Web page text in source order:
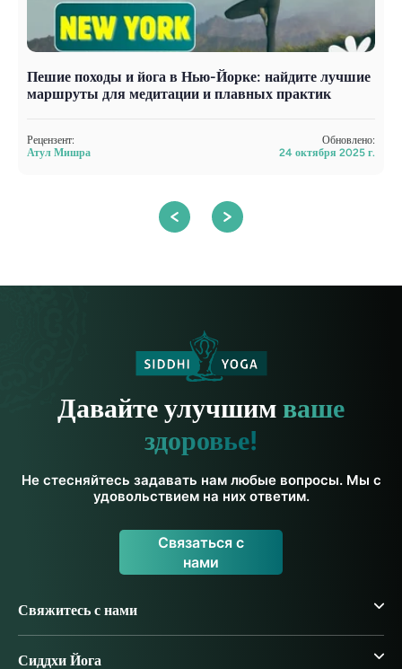
Пешие походы и йога в Нью-Йорке: найдите лучшие
маршруты для медитации и плавных практик
Рецензент:
Атул Мишра
Обновлено:
24 октября 2025 г.
Давайте улучшимваше
здоровье!
Не стесняйтесь задавать нам любые вопросы. Мы с
удовольствием на них ответим.
Связаться с
нами
Свяжитесь с нами
Сиддхи Йога